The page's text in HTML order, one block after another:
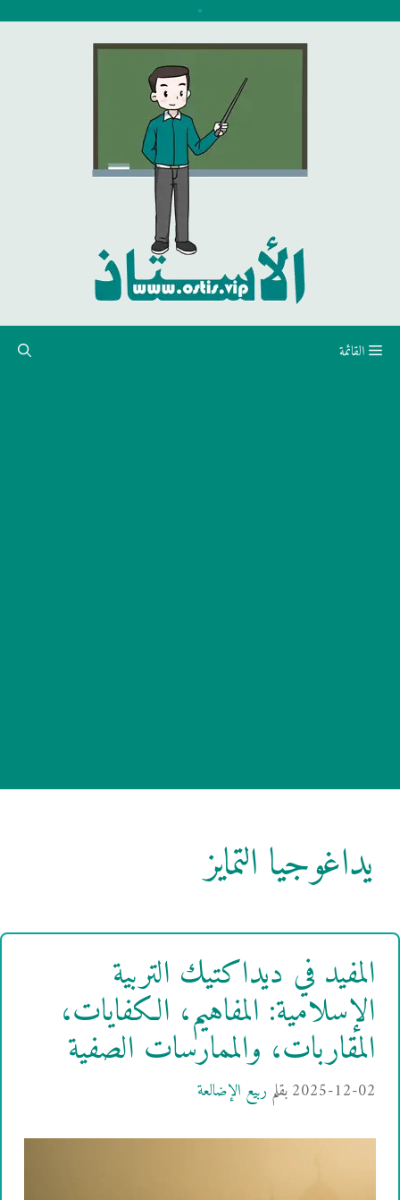
القائمة
يداغوجيا التمايز
المفيد في ديداكتيك التربية
الإسلامية: المفاهيم، الكفايات،
المقاربات، والممارسات الصفية
2025-12-02بقلم ربيع الإضالعة